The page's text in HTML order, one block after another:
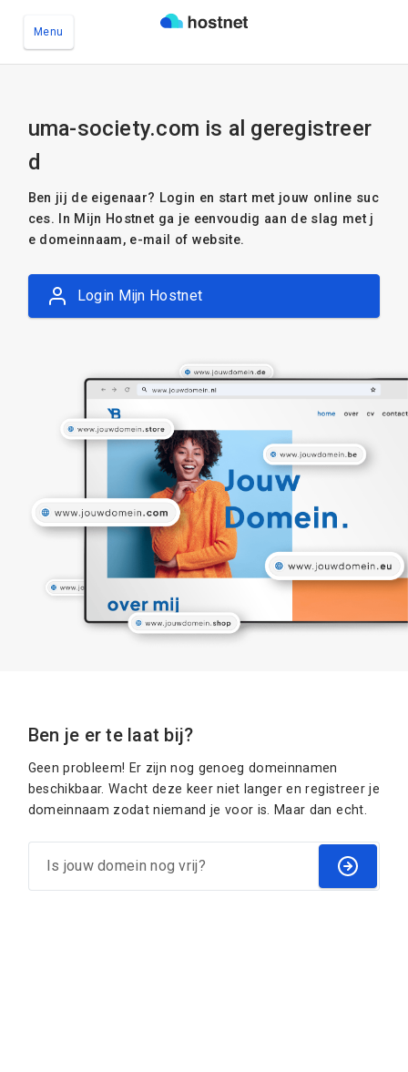
Menu
uma-society.com is al geregistreer
d
Ben jij de eigenaar? Login en start met jouw online suc
ces. In Mijn Hostnet ga je eenvoudig aan de slag met j
e domeinnaam, e-mail of website.
Login Mijn Hostnet
Ben je er te laat bij?
Geen probleem! Er zijn nog genoeg domeinnamen
beschikbaar. Wacht deze keer niet langer en registreer je
domeinnaam zodat niemand je voor is. Maar dan echt.